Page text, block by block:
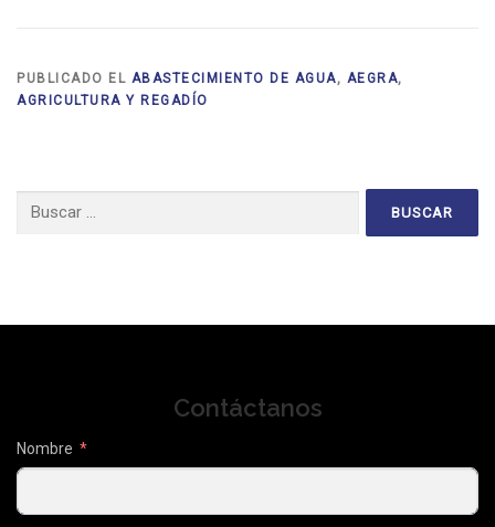
PUBLICADO EL ABASTECIMIENTO DE AGUA, AEGRA,
AGRICULTURA Y REGADÍO
Contáctanos
Nombre